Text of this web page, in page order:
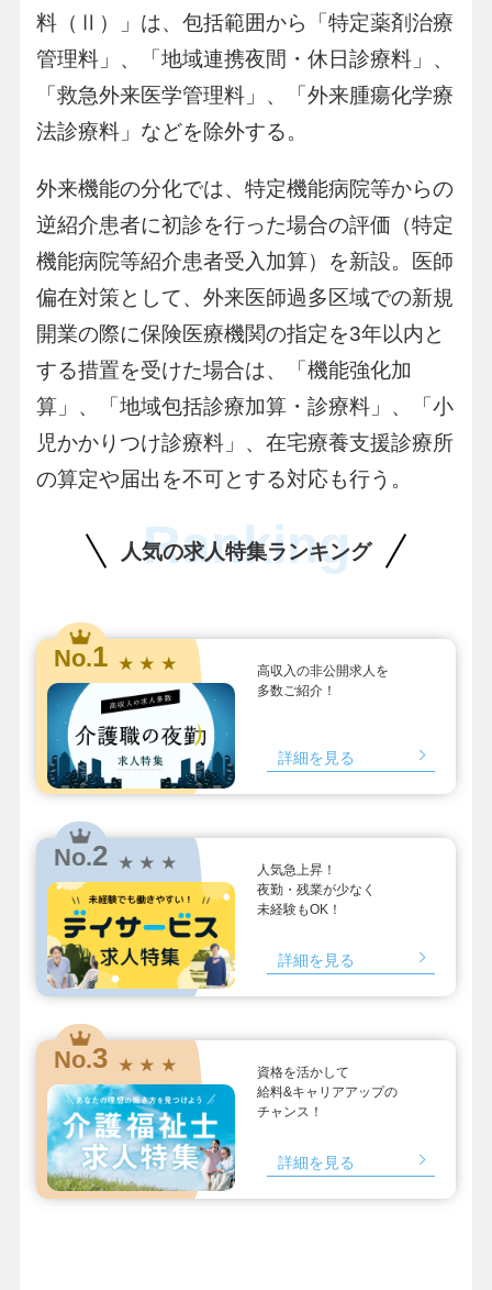
料（Ⅱ）」は、包括範囲から「特定薬剤治療
管理料」、「地域連携夜間・休日診療料」、
「救急外来医学管理料」、「外来腫瘍化学療
法診療料」などを除外する。
外来機能の分化では、特定機能病院等からの
逆紹介患者に初診を行った場合の評価（特定
機能病院等紹介患者受入加算）を新設。医師
偏在対策として、外来医師過多区域での新規
開業の際に保険医療機関の指定を3年以内と
する措置を受けた場合は、「機能強化加
算」、「地域包括診療加算・診療料」、「小
児かかりつけ診療料」、在宅療養支援診療所
の算定や届出を不可とする対応も行う。
人気の求人特集ランキング
Ranking
No.1 ★ ★ ★
高収入の非公開求人を
多数ご紹介！
詳細を見る
No.2 ★ ★ ★
人気急上昇！
夜勤・残業が少なく
未経験もOK！
詳細を見る
No.3 ★ ★ ★
資格を活かして
給料&キャリアアップの
チャンス！
詳細を見る